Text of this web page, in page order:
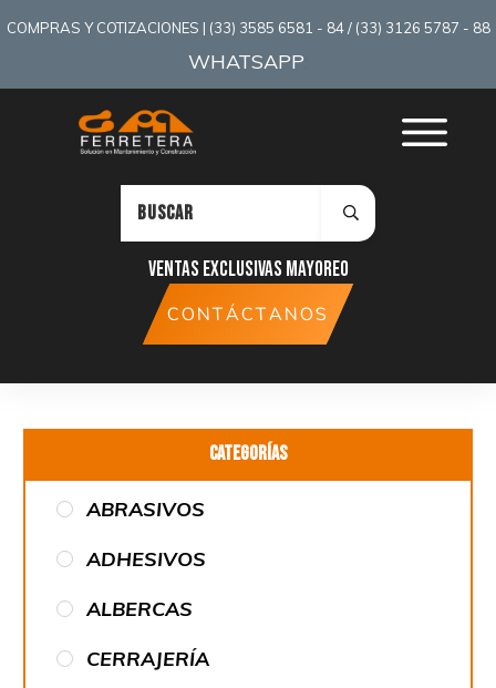
COMPRAS Y COTIZACIONES | (33) 3585 6581 - 84 / (33) 3126 5787 - 88
WHATSAPP
Ventas exclusivas mayoreo
CONTÁCTANOS
Categorías
ABRASIVOS
ADHESIVOS
ALBERCAS
CERRAJERÍA